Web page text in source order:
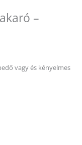
–
vagy és kényelmes